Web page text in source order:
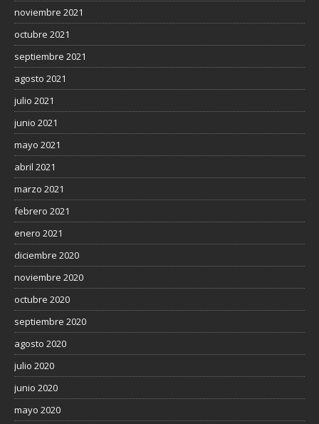
noviembre 2021
octubre 2021
septiembre 2021
agosto 2021
julio 2021
junio 2021
mayo 2021
abril 2021
marzo 2021
febrero 2021
enero 2021
diciembre 2020
noviembre 2020
octubre 2020
septiembre 2020
agosto 2020
julio 2020
junio 2020
mayo 2020